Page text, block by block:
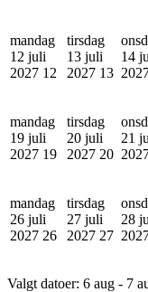
mandag
12 juli
2027 12
tirsdag
13 juli
2027 13
14
mandag
19 juli
2027 19
tirsdag
20 juli
2027 20
21
mandag
26 juli
2027 26
tirsdag
27 juli
2027 27
28
Valgt datoer: 6 aug - 7